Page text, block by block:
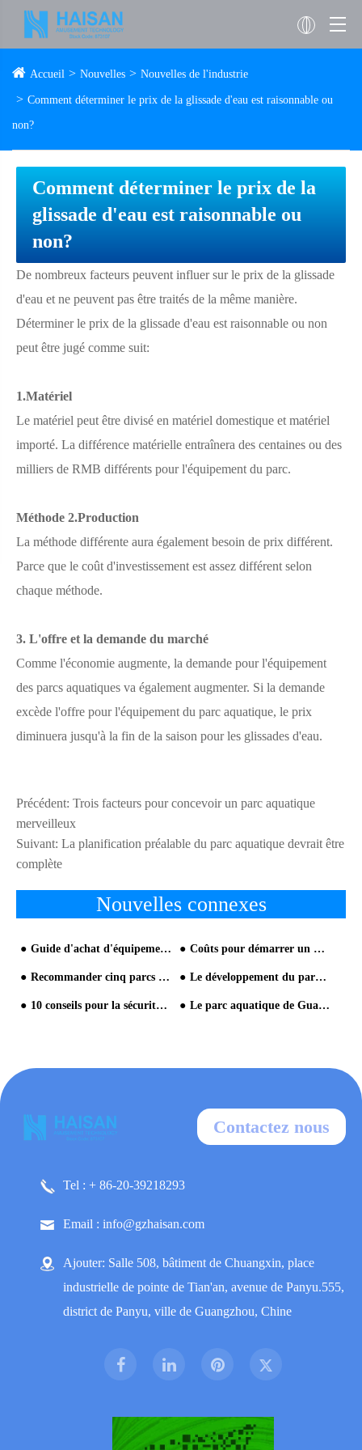
Accueil Nouvelles Nouvelles de l'industrie
Comment déterminer le prix de la glissade d'eau est raisonnable ou
non?
Comment déterminer le prix de la
glissade d'eau est raisonnable ou
non?
De nombreux facteurs peuvent influer sur le prix de la glissade
d'eau et ne peuvent pas être traités de la même manière.
Déterminer le prix de la glissade d'eau est raisonnable ou non
peut être jugé comme suit:
1.Matériel
Le matériel peut être divisé en matériel domestique et matériel
importé. La différence matérielle entraînera des centaines ou des
milliers de RMB différents pour l'équipement du parc.
Méthode 2.Production
La méthode différente aura également besoin de prix différent.
Parce que le coût d'investissement est assez différent selon
chaque méthode.
3. L'offre et la demande du marché
Comme l'économie augmente, la demande pour l'équipement
des parcs aquatiques va également augmenter. Si la demande
excède l'offre pour l'équipement du parc aquatique, le prix
diminuera jusqu'à la fin de la saison pour les glissades d'eau.
Précédent: Trois facteurs pour concevoir un parc aquatique
merveilleux
Suivant: La planification préalable du parc aquatique devrait être
complète
Nouvelles connexes
Guide d'achat d'équipement de parc aquatique Coûts pour démarrer un parc aquatique
Recommander cinq parcs aquatiques populaires Le développement du parc aquatique
10 conseils pour la sécurité au parc aquatique Le parc aquatique de Guangzhou Changlong crée un modèle de barbotage d'Halloween
Contactez nous
Tel : + 86-20-39218293
Email : info@gzhaisan.com
Ajouter: Salle 508, bâtiment de Chuangxin, place
industrielle de pointe de Tian'an, avenue de Panyu.555,
district de Panyu, ville de Guangzhou, Chine